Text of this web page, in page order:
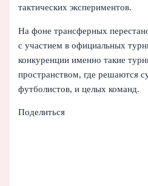
тактических экспериментов.
На фоне трансферных
с участием в официальных
конкуренции именно такие
пространством, где решаются
футболистов, и целых команд.
Поделиться